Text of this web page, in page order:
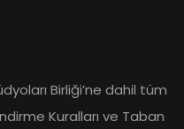
Birliği’ne dahil tüm
Kuralları ve Taban